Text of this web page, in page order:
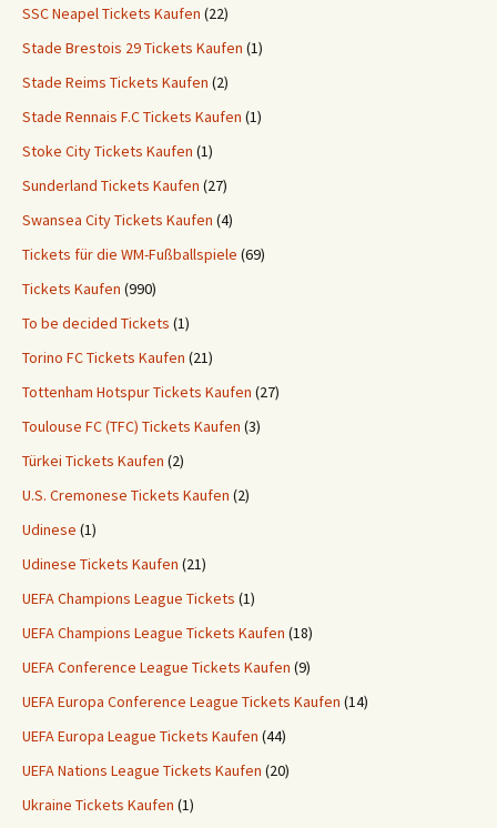
SSC Neapel Tickets Kaufen (22)
Stade Brestois 29 Tickets Kaufen (1)
Stade Reims Tickets Kaufen (2)
Stade Rennais F.C Tickets Kaufen (1)
Stoke City Tickets Kaufen (1)
Sunderland Tickets Kaufen (27)
Swansea City Tickets Kaufen (4)
Tickets für die WM-Fußballspiele (69)
Tickets Kaufen (990)
To be decided Tickets (1)
Torino FC Tickets Kaufen (21)
Tottenham Hotspur Tickets Kaufen (27)
Toulouse FC (TFC) Tickets Kaufen (3)
Türkei Tickets Kaufen (2)
U.S. Cremonese Tickets Kaufen (2)
Udinese (1)
Udinese Tickets Kaufen (21)
UEFA Champions League Tickets (1)
UEFA Champions League Tickets Kaufen (18)
UEFA Conference League Tickets Kaufen (9)
UEFA Europa Conference League Tickets Kaufen (14)
UEFA Europa League Tickets Kaufen (44)
UEFA Nations League Tickets Kaufen (20)
Ukraine Tickets Kaufen (1)